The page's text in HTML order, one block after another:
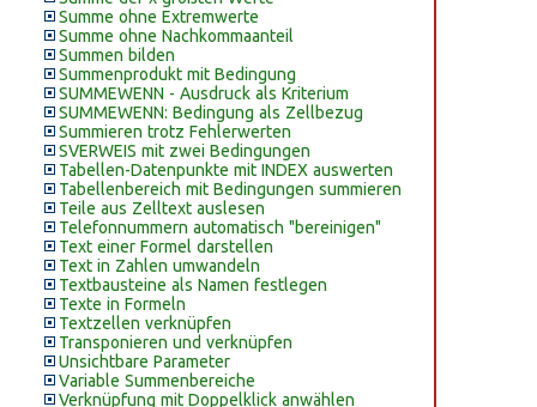
Summe ohne Extremwerte
Summe ohne Nachkommaanteil
Summen bilden
Summenprodukt mit Bedingung
SUMMEWENN - Ausdruck als Kriterium
SUMMEWENN: Bedingung als Zellbezug
Summieren trotz Fehlerwerten
SVERWEIS mit zwei Bedingungen
Tabellen-Datenpunkte mit INDEX auswerten
Tabellenbereich mit Bedingungen summieren
Teile aus Zelltext auslesen
Telefonnummern automatisch "bereinigen"
Text einer Formel darstellen
Text in Zahlen umwandeln
Textbausteine als Namen festlegen
Texte in Formeln
Textzellen verknüpfen
Transponieren und verknüpfen
Unsichtbare Parameter
Variable Summenbereiche
Verknüpfung mit Doppelklick anwählen